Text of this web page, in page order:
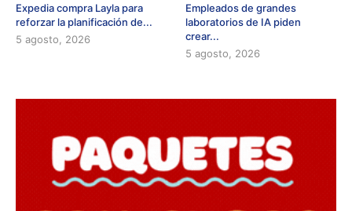
Expedia compra Layla para
reforzar la planificación de...
5 agosto, 2026
Empleados de grandes
laboratorios de IA piden
crear...
5 agosto, 2026